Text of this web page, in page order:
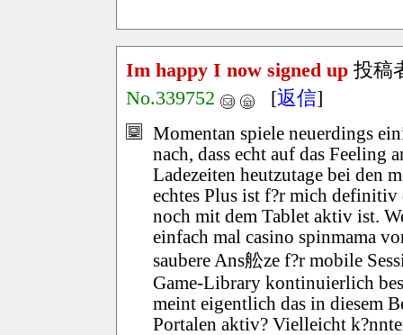
Im happy I now signed up 投稿
No.339752
[返信]
Momentan spiele neuerdings
nach, dass echt auf das Feeling
Ladezeiten heutzutage bei den
echtes Plus ist f?r mich
noch mit dem Tablet aktiv ist.
einfach mal casino spinmama
saubere Ans舩ze f?r mobile
Game-Library kontinuierlich
meint eigentlich das in diesem
Portalen aktiv? Vielleicht